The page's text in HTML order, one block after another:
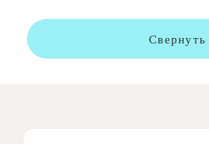
Свернуть